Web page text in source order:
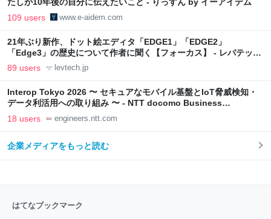
たしが10年後の自分に伝えたいこと - りっすん by イーアイデム
109 users www.e-aidem.com
21年ぶり新作、ドット絵エディタ「EDGE1」「EDGE2」
「Edge3」の歴史について作者に聞く【フォーカス】 - レバテック
LAB
89 users levtech.jp
Interop Tokyo 2026 〜 セキュアなモバイル基盤とIoT脅威検知・
データ利活用への取り組み 〜 - NTT docomo Business
Engineers' Blog
18 users engineers.ntt.com
企業メディアをもっと読む
はてなブックマーク